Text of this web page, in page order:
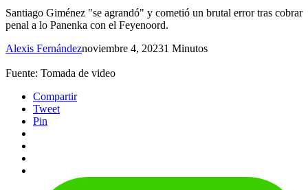
Santiago Giménez "se agrandó" y cometió un brutal error tras cobrar
penal a lo Panenka con el Feyenoord.
Alexis Fernándeznoviembre 4, 20231 Minutos
Fuente: Tomada de video
Compartir
Tweet
Pin